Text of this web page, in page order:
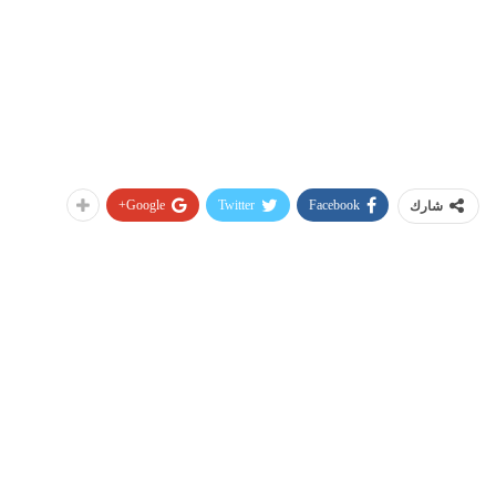
شارك Facebook
Twitter
Google+